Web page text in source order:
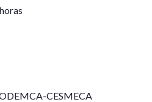
CESMECA